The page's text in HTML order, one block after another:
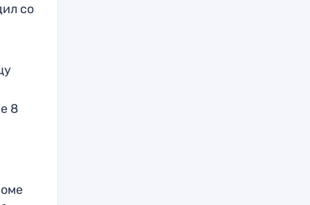
со
8